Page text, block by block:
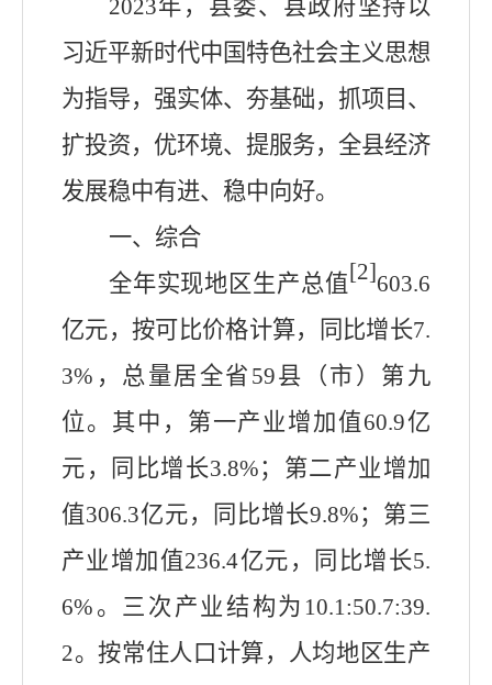
2023年，县委、县政府坚持以
习近平新时代中国特色社会主义思想
为指导，强实体、夯基础，抓项目、
扩投资，优环境、提服务，全县经济
发展稳中有进、稳中向好。
一、综合
全年实现地区生产总值[2]603.6
亿元，按可比价格计算，同比增长7.
3%，总量居全省59县（市）第九
位。其中，第一产业增加值60.9亿
元，
同比增长3.8%；第二产业增加
值306.3亿元， 同比增长9.8%；第三
产业增加值236.4亿元， 同比增长5.
6%。三次产业结构为 10.1:50.7:39.
2。按常住人口计算，人均地区生产